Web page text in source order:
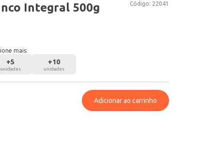
Código: 22041
Integral 500g
mais:
+5
unidades
+10
unidades
Adicionar ao carrinho